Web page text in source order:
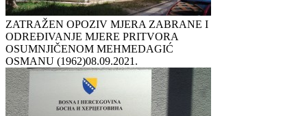
ZATRAŽEN OPOZIV MJERA ZABRANE I
ODREĐIVANJE MJERE PRITVORA
OSUMNJIČENOM MEHMEDAGIĆ
OSMANU (1962)08.09.2021.